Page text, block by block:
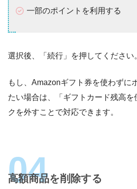
一部のポイントを利用する
選択後、「続行」を押してください
もし、Amazonギフト券を使わずに
たい場合は、「ギフトカード残高を
クを外すことで対応できます。
高額商品を削除する